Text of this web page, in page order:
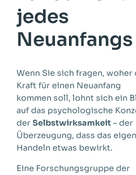
jedes
Neuanfangs
Wenn Sie sich fragen, woher
Kraft für einen Neuanfang
kommen soll, lohnt sich ein
auf das psychologische
derSelbstwirksamkeit– der
Überzeugung, dass das
Handeln etwas bewirkt.
Eine Forschungsgruppe der